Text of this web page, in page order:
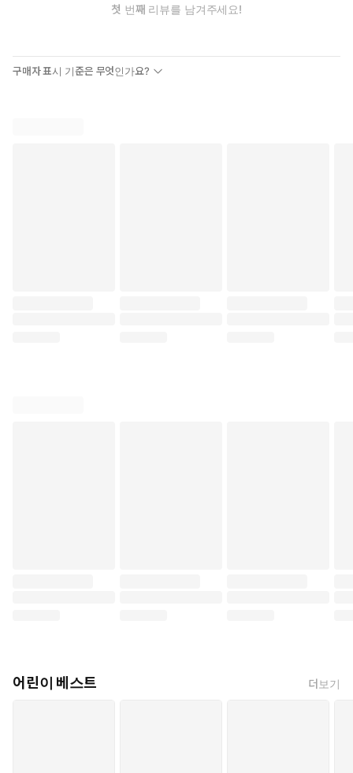
첫 번째 리뷰를 남겨주세요!
구매자 표시 기준은 무엇인가요?
어린이 베스트 더보기